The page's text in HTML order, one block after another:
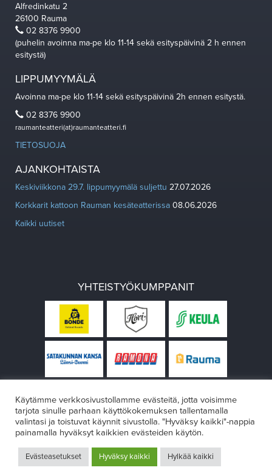
Alfredinkatu 2
26100 Rauma
02 8376 9900
(puhelin avoinna ma-pe klo 11-14 sekä esityspäivinä 2 h ennen
esitystä)
LIPPUMYYMÄLÄ
Avoinna ma-pe klo 11-14 sekä esityspäivinä 2h ennen esitystä.
02 8376 9900
raumanteatteri(at)raumanteatteri.fi
TIETOSUOJA
AJANKOHTAISTA
Keskiviikkona 29.7. lippumyymälä suljettu 27.07.2026
Korkkarit kattoon Rauman kesäteatterissa 08.06.2026
Kaikki uutiset
YHTEISTYÖKUMPPANIT
Design:VÄRIKÄS
Käytämme verkkosivustollamme evästeitä, jotta voisimme
tarjota sinulle parhaan käyttökokemuksen tallentamalla
valintasi ja toistuvat käynnit sivustolla. "Hyväksy kaikki"-nappia
painamalla hyväksyt kaikkien evästeiden käytön.
Evästeasetukset Hyväksy kaikki Hylkää kaikki